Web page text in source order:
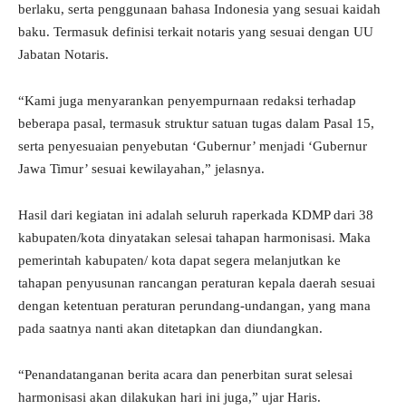
berlaku, serta penggunaan bahasa Indonesia yang sesuai kaidah
baku. Termasuk definisi terkait notaris yang sesuai dengan UU
Jabatan Notaris.
“Kami juga menyarankan penyempurnaan redaksi terhadap
beberapa pasal, termasuk struktur satuan tugas dalam Pasal 15,
serta penyesuaian penyebutan ‘Gubernur’ menjadi ‘Gubernur
Jawa Timur’ sesuai kewilayahan,” jelasnya.
Hasil dari kegiatan ini adalah seluruh raperkada KDMP dari 38
kabupaten/kota dinyatakan selesai tahapan harmonisasi. Maka
pemerintah kabupaten/ kota dapat segera melanjutkan ke
tahapan penyusunan rancangan peraturan kepala daerah sesuai
dengan ketentuan peraturan perundang-undangan, yang mana
pada saatnya nanti akan ditetapkan dan diundangkan.
“Penandatanganan berita acara dan penerbitan surat selesai
harmonisasi akan dilakukan hari ini juga,” ujar Haris.